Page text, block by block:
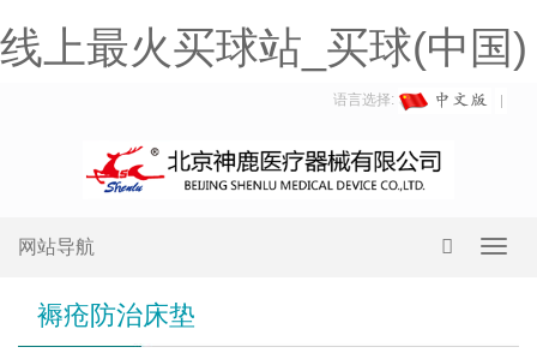
线上最火买球站_买球(中国)
语言选择:
网站导航
褥疮防治床垫